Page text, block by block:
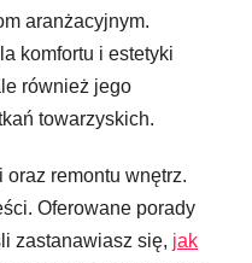
aranżacyjnym.
komfortu i estetyki
również jego
towarzyskich.
remontu wnętrz.
Oferowane porady
zastanawiasz się, jak